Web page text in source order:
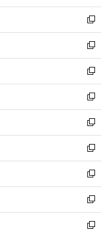
開
く
ウ
で
開
く
ン
ド
ウ
で
開
く
ウ
ィ
ン
ド
ウ
で
開
く
新
し
い
ウ
ィ
ン
ド
ウ
で
開
く
新
し
い
ウ
ィ
ン
ド
ウ
で
開
く
新
し
い
ウ
ィ
ン
ド
ウ
で
開
く
新
し
い
ウ
ィ
ン
ド
ウ
で
開
く
新
し
い
ウ
ィ
ン
ド
ウ
で
新
し
い
ウ
ィ
ン
ド
新
し
い
ウ
ィ
新
し
い
新